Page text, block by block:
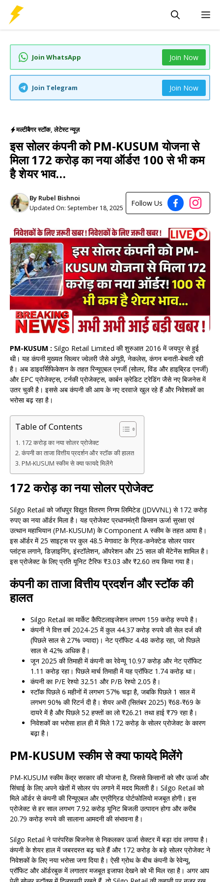
content
Join WhatsApp Join Now
Join Telegram Join Now
मल्टीबैगर स्टॉक,लेटेस्ट न्यूज़
इस सोलर कंपनी को PM-KUSUM योजना से
मिला 172 करोड़ का नया ऑर्डर! 100 से भी कम
है शेयर भाव…
By Rubel Bishnoi
Updated On: September 18, 2025
Follow Us
PM-KUSUM : Silgo Retail Limited की शुरुआत 2016 में जयपुर से हुई
थी। यह कंपनी मुख्यत सिल्वर ज्वेलरी जैसे अंगूठी, नेकलेस, कंगन बनाती-बेचती रही
है। अब डाइवर्सिफिकेशन के तहत रिन्यूएबल एनर्जी (सोलर, विंड और हाइब्रिड एनर्जी)
और EPC प्रोजेक्ट्स, टर्नकी प्रोजेक्ट्स, कार्बन क्रेडिट ट्रेडिंग जैसे नए बिजनेस में
उतर चुकी है। इससे अब कंपनी की आय के नए दरवाजे खुल रहे हैं और निवेशकों का
भरोसा बढ़ रहा है।
Table of Contents
172 करोड़ का नया सोलर प्रोजेक्ट
कंपनी का ताजा वित्तीय प्रदर्शन और स्टॉक की हालत
PM-KUSUM स्कीम से क्या फायदे मिलेंगे
172 करोड़ का नया सोलर प्रोजेक्ट
Silgo Retail को जॉधपुर विद्युत वितरण निगम लिमिटेड (JDVVNL) से 172 करोड़
रुपए का नया ऑर्डर मिला है। यह प्रोजेक्ट प्रधानमंत्री किसान ऊर्जा सुरक्षा एवं
उत्थान महाभियान (PM-KUSUM) के Component A स्कीम के तहत आया है।
इस ऑर्डर में 25 साइट्स पर कुल 48.5 मेगावाट के ग्रिड-कनेक्टेड सोलर पावर
प्लांट्स लगाने, डिज़ाइनिंग, इंस्टॉलेशन, ऑपरेशन और 25 साल की मेंटेनेंस शामिल है।
इस प्रोजेक्ट के लिए प्रति यूनिट टैरिफ ₹3.03 और ₹2.60 तय किया गया है।
कंपनी का ताजा वित्तीय प्रदर्शन और स्टॉक की
हालत
Silgo Retail का मार्केट कैपिटलाइजेशन लगभग 159 करोड़ रुपये है।
कंपनी ने वित्त वर्ष 2024-25 में कुल 44.37 करोड़ रुपये की सेल दर्ज की
(पिछले साल से 27% ज्यादा)। नेट प्रॉफिट 4.48 करोड़ रहा, जो पिछले
साल से 42% अधिक है।
जून 2025 की तिमाही में कंपनी का रेवेन्यू 10.97 करोड़ और नेट प्रॉफिट
1.11 करोड़ रहा। पिछले मार्च तिमाही में यह प्रॉफिट 1.74 करोड़ था।
कंपनी का P/E रेश्यो 32.51 और P/B रेश्यो 2.05 है।
स्टॉक पिछले 6 महीनों में लगभग 57% चढ़ा है, जबकि पिछले 1 साल में
लगभग 90% की रिटर्न दी है। शेयर अभी (सितंबर 2025) ₹68-₹69 के
दायरे में है और पिछले 52 हफ्तों का लो ₹26.21 तथा हाई ₹79 रहा है।
निवेशकों का भरोसा हाल ही में मिले 172 करोड़ के सोलर प्रोजेक्ट के कारण
बढ़ा है।
PM-KUSUM स्कीम से क्या फायदे मिलेंगे
PM-KUSUM स्कीम केंद्र सरकार की योजना है, जिससे किसानों को सौर ऊर्जा और
सिंचाई के लिए अपने खेतों में सोलर पंप लगाने में मदद मिलती है। Silgo Retail को
मिले ऑर्डर से कंपनी की रिन्यूएबल और एग्रीग्रिड पोर्टफोलियो मजबूत होगी। इस
प्रोजेक्ट से हर साल लगभग 7.92 करोड़ यूनिट बिजली उत्पादन होगा और करीब
20.79 करोड़ रुपये की सालाना आमदनी की संभावना है।
Silgo Retail ने पारंपरिक बिजनेस से निकलकर ऊर्जा सेक्टर में बड़ा दांव लगाया है।
कंपनी के शेयर हाल में जबरदस्त बढ़ चले हैं और 172 करोड़ के बड़े सोलर प्रोजेक्ट ने
निवेशकों के लिए नया भरोसा जगा दिया है। ऐसी ग्रोथ के बीच कंपनी के रेवेन्यू,
प्रॉफिट और ऑर्डरबुक में लगातार मजबूत इजाफा देखने को भी मिल रहा है। अगर आप